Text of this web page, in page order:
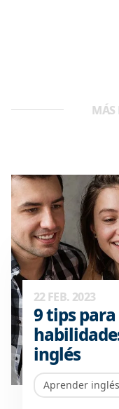
MÁS
22 FEB. 2023
9 tips
inglés
Aprender inglés